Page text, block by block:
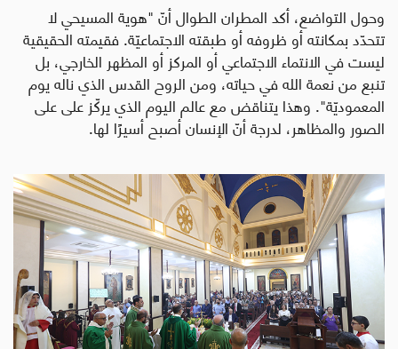
وحول التواضع، أكد المطران الطوال أنّ "هوية المسيحي لا
تتحدّد بمكانته أو ظروفه أو طبقته الاجتماعيّة. فقيمته الحقيقية
ليست في الانتماء الاجتماعي أو المركز أو المظهر الخارجي، بل
تنبع من نعمة الله في حياته، ومن الروح القدس الذي ناله يوم
المعموديّة". وهذا يتناقض مع عالم اليوم الذي يركّز على على
الصور والمظاهر، لدرجة أنّ الإنسان أصبح أسيرًا لها.